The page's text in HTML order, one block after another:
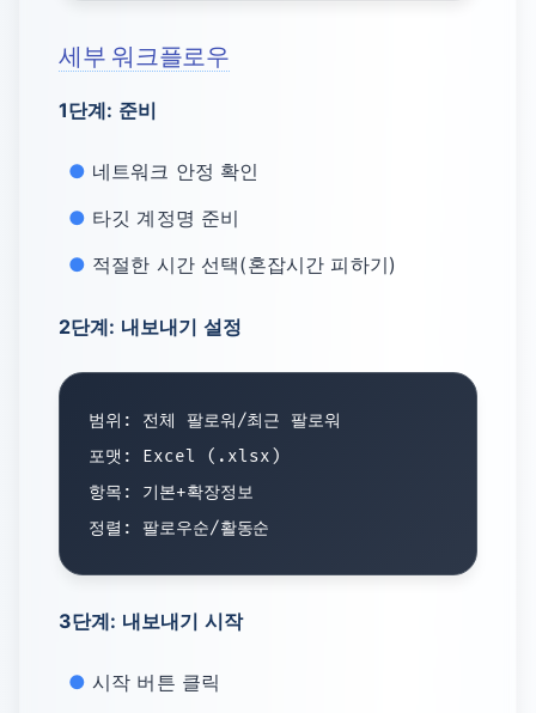
세부 워크플로우
1단계: 준비
네트워크 안정 확인
타깃 계정명 준비
적절한 시간 선택(혼잡시간 피하기)
2단계: 내보내기 설정
범위: 전체 팔로워/최근 팔로워
포맷: Excel (.xlsx)
항목: 기본+확장정보
3단계: 내보내기 시작
시작 버튼 클릭